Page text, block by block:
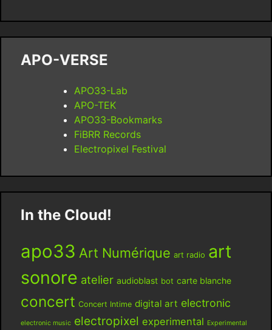
APO-VERSE
APO33-Lab
APO-TEK
APO33-Bookmarks
FiBRR Records
Electropixel Festival
In the Cloud!
apo33 Art Numérique art radio art
sonore atelier audioblast bot carte blanche
concert Concert Intime digital art electronic
electronic music electropixel experimental Experimental